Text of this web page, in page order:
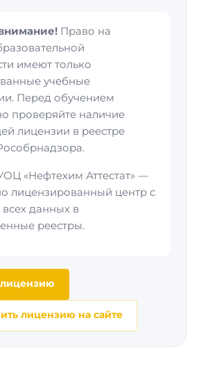
Право на
имеют только
учебные
Перед обучением
проверяйте наличие
лицензии в реестре
«Нефтехим Аттестат» —
лицензированный центр с
данных в
реестры.
лицензию на сайте